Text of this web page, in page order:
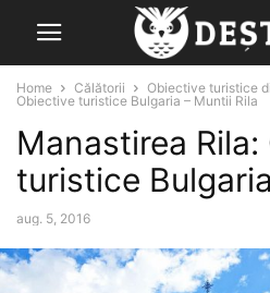
Home Călătorii Obiective turistice
Obiective turistice Bulgaria – Muntii Rila
Manastirea
turistice
aug. 5, 2016